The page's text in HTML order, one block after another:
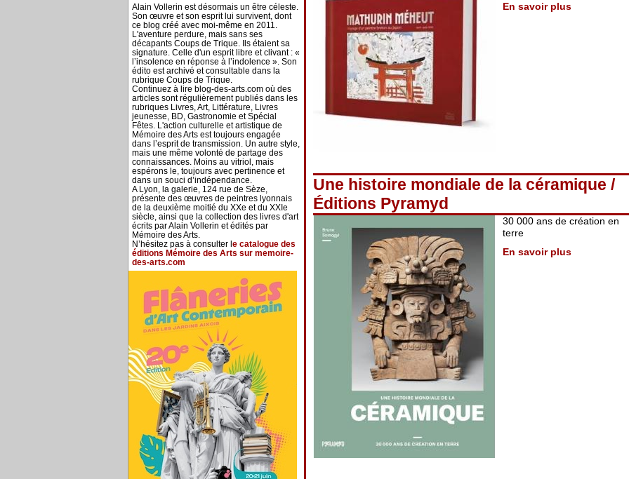
Alain Vollerin est désormais un être céleste.
Son œuvre et son esprit lui survivent, dont
ce blog créé avec moi-même en 2011.
L'aventure perdure, mais sans ses
décapants Coups de Trique. Ils étaient sa
signature. Celle d'un esprit libre et clivant : «
l’insolence en réponse à l’indolence ». Son
édito est archivé et consultable dans la
rubrique Coups de Trique.
Continuez à lire blog-des-arts.com où des
articles sont régulièrement publiés dans les
rubriques Livres, Art, Littérature, Livres
jeunesse, BD, Gastronomie et Spécial
Fêtes. L'action culturelle et artistique de
Mémoire des Arts est toujours engagée
dans l’esprit de transmission. Un autre style,
mais une même volonté de partage des
connaissances. Moins au vitriol, mais
espérons le, toujours avec pertinence et
dans un souci d’indépendance.
A Lyon, la galerie, 124 rue de Sèze,
présente des œuvres de peintres lyonnais
de la deuxième moitié du XXe et du XXIe
siècle, ainsi que la collection des livres d'art
écrits par Alain Vollerin et édités par
Mémoire des Arts.
N’hésitez pas à consulter l e catalogue des
éditions Mémoire des Arts sur memoire-
des-arts.com
En savoir plus
Une histoire mondiale de la céramique /
Éditions Pyramyd
30 000 ans de création en
terre
En savoir plus